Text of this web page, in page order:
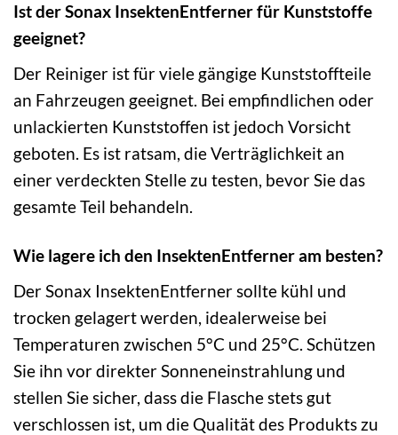
Ist der Sonax InsektenEntferner für Kunststoffe
geeignet?
Der Reiniger ist für viele gängige Kunststoffteile
an Fahrzeugen geeignet. Bei empfindlichen oder
unlackierten Kunststoffen ist jedoch Vorsicht
geboten. Es ist ratsam, die Verträglichkeit an
einer verdeckten Stelle zu testen, bevor Sie das
gesamte Teil behandeln.
Wie lagere ich den InsektenEntferner am besten?
Der Sonax InsektenEntferner sollte kühl und
trocken gelagert werden, idealerweise bei
Temperaturen zwischen 5°C und 25°C. Schützen
Sie ihn vor direkter Sonneneinstrahlung und
stellen Sie sicher, dass die Flasche stets gut
verschlossen ist, um die Qualität des Produkts zu